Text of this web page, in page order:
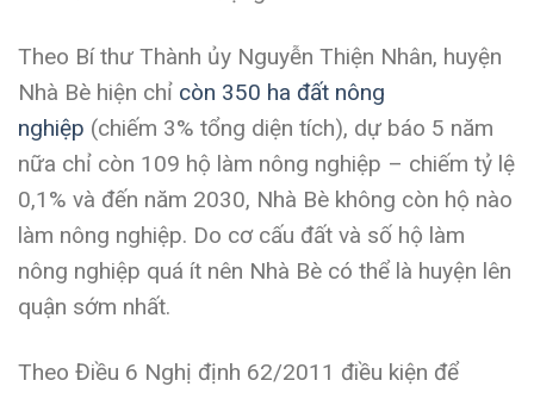
Theo Bí thư Thành ủy Nguyễn Thiện Nhân, huyện
Nhà Bè hiện chỉ còn 350 ha đất nông
nghiệp (chiếm 3% tổng diện tích), dự báo 5 năm
nữa chỉ còn 109 hộ làm nông nghiệp – chiếm tỷ lệ
0,1% và đến năm 2030, Nhà Bè không còn hộ nào
làm nông nghiệp. Do cơ cấu đất và số hộ làm
nông nghiệp quá ít nên Nhà Bè có thể là huyện lên
quận sớm nhất.
Theo Điều 6 Nghị định 62/2011 điều kiện để